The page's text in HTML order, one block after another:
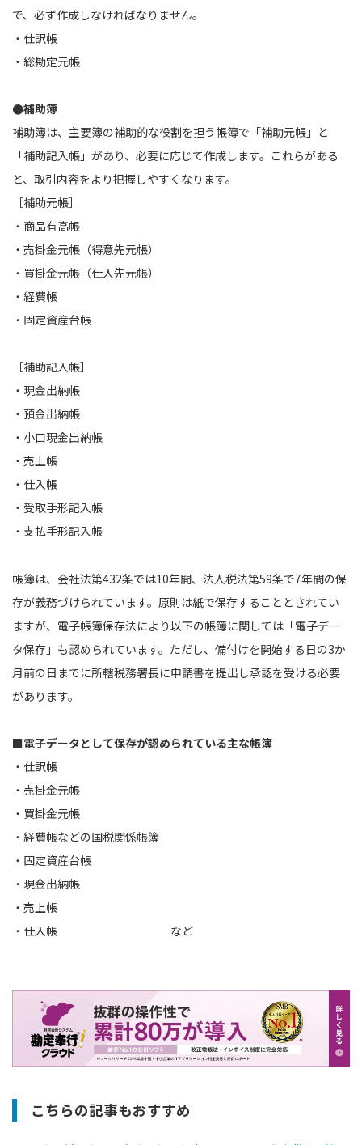
で、必ず作成しなければなりません。
・仕訳帳
・総勘定元帳
●補助簿
補助簿は、主要簿の補助的な役割を担う帳簿で「補助元帳」と
「補助記入帳」があり、必要に応じて作成します。これらがある
と、取引内容をより把握しやすくなります。
［補助元帳］
・商品有高帳
・売掛金元帳（得意先元帳）
・買掛金元帳（仕入先元帳）
・経費帳
・固定資産台帳
［補助記入帳］
・現金出納帳
・預金出納帳
・小口現金出納帳
・売上帳
・仕入帳
・受取手形記入帳
・支払手形記入帳
帳簿は、会社法第432条では10年間、法人税法第59条で7年間の保
存が義務づけられています。原則は紙で保存することとされてい
ますが、電子帳簿保存法により以下の帳簿に関しては「電子デー
タ保存」も認められています。ただし、備付けを開始する日の3か
月前の日までに所轄税務署長に申請書を提出し承認を受ける必要
があります。
■電子データとして保存が認められている主な帳簿
・仕訳帳
・売掛金元帳
・買掛金元帳
・経費帳などの国税関係帳簿
・固定資産台帳
・現金出納帳
・売上帳
・仕入帳 など
こちらの記事もおすすめ